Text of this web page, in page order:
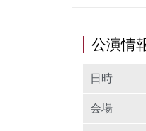
公演情
日時
会場